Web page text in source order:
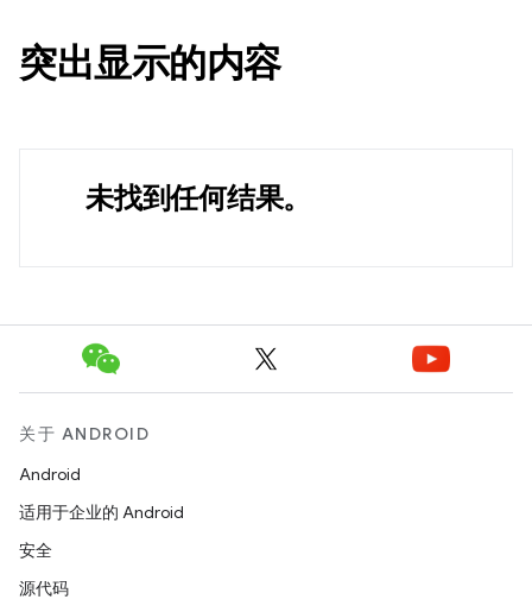
突出显示的内容
未找到任何结果。
关于 ANDROID
Android
适用于企业的 Android
安全
源代码